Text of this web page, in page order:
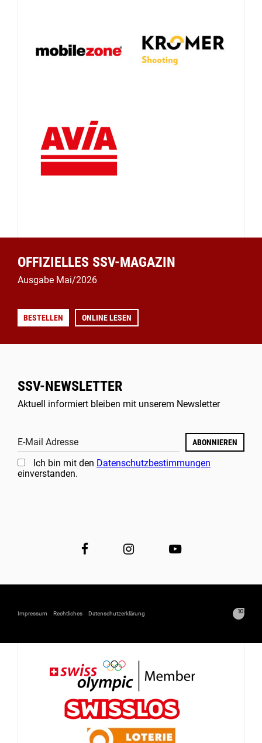
OFFIZIELLES SSV-MAGAZIN
Ausgabe Mai/2026
BESTELLEN ONLINE LESEN
SSV-NEWSLETTER
Aktuell informiert bleiben mit unserem Newsletter
E-Mail Adresse ABONNIEREN
Ich bin mit den Datenschutzbestimmungen
einverstanden.
Impressum Rechtliches Datenschutzerklärung